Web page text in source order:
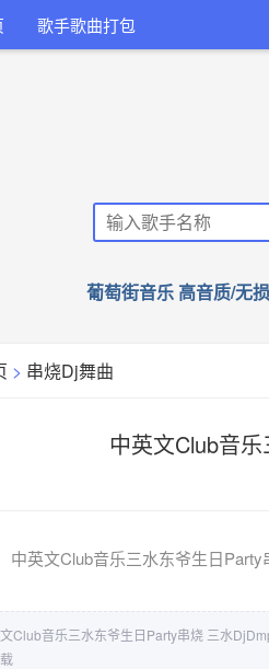
歌手歌曲打包
葡萄街音乐 高音质/无
> 串烧Dj舞曲
中英文Club音
中英文Club音乐三水东爷生日
Club音乐三水东爷生日Party串烧 三水